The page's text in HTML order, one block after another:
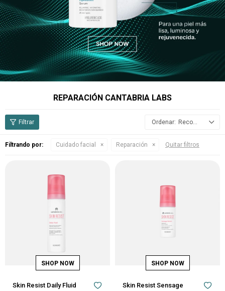
REPARACIÓN CANTABRIA LABS
Recomendados
Filtrando por: Cuidado facial Reparación Quitar filtros
Skin Resist Daily Fluid
Skin Resist Sensage